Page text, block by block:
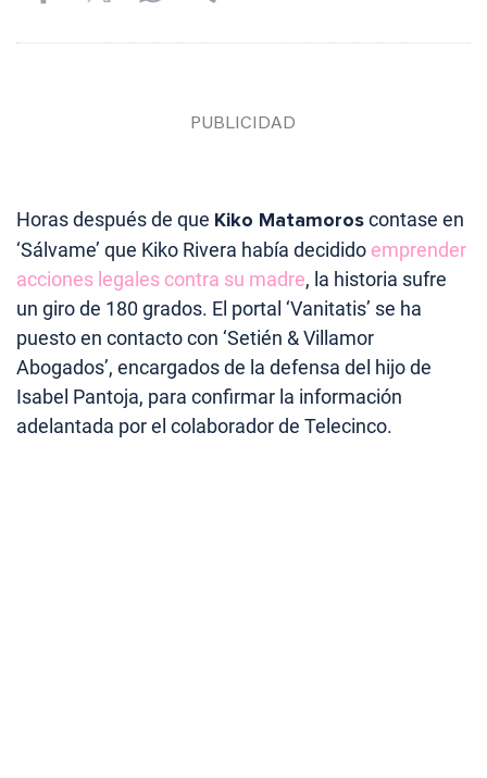
Horas después de que Kiko Matamoroscontase en
‘Sálvame’ que Kiko Rivera había decidido emprender
acciones legales contra su madre, la historia sufre
un giro de 180 grados. El portal ‘Vanitatis’ se ha
puesto en contacto con ‘Setién & Villamor
Abogados’, encargados de la defensa del hijo de
Isabel Pantoja, para confirmar la información
adelantada por el colaborador de Telecinco.